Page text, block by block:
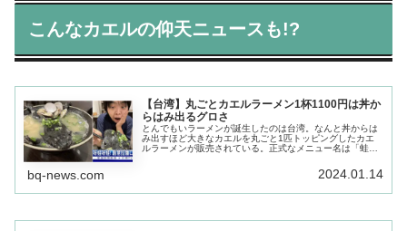
こんなカエルの仰天ニュースも!?
【台湾】丸ごとカエルラーメン1杯1100円は丼か
らはみ出るグロさ
とんでもいラーメンが誕生したのは台湾。なんと丼からは
み出すほど大きなカエルを丸ごと1匹トッピングしたカエ
ルラーメンが販売されている。正式なメニュー名は「蛙呀
bq-news.com 2024.01.14